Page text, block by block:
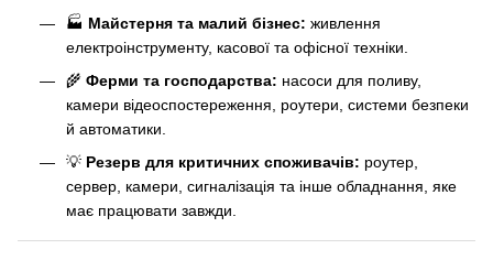
🏭 Майстерня та малий бізнес: живлення
електроінструменту, касової та офісної техніки.
🌾 Ферми та господарства: насоси для поливу,
камери відеоспостереження, роутери, системи безпеки
й автоматики.
💡 Резерв для критичних споживачів: роутер,
сервер, камери, сигналізація та інше обладнання, яке
має працювати завжди.